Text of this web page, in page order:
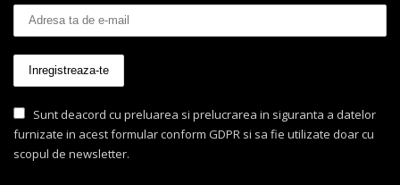
Sunt deacord cu preluarea si prelucrarea in siguranta a datelor
furnizate in acest formular conform GDPR si sa fie utilizate doar cu
scopul de newsletter.